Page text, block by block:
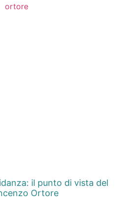
il punto di vista del
Ortore